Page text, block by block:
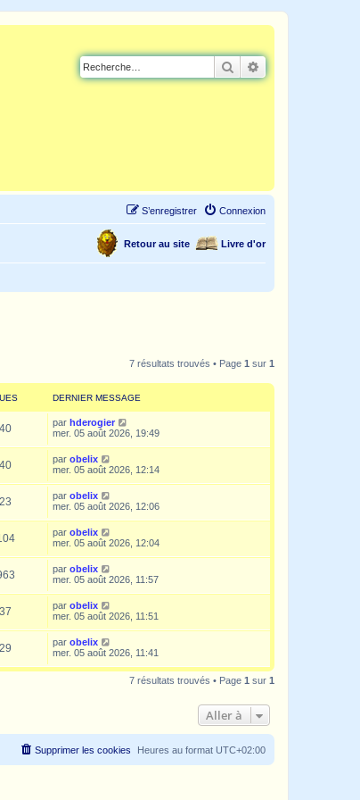
Rechercher
Connexion
S’enregistrer
Livre d'or
Retour au site
7 résultats trouvés • Page 1 sur 1
DERNIER MESSAGE
40 par hderogier
mer. 05 août 2026, 19:49
40 par obelix
mer. 05 août 2026, 12:14
23 par obelix
mer. 05 août 2026, 12:06
par obelix
mer. 05 août 2026, 12:04
par obelix
mer. 05 août 2026, 11:57
37 par obelix
mer. 05 août 2026, 11:51
29 par obelix
mer. 05 août 2026, 11:41
7 résultats trouvés • Page 1 sur 1
Aller à
Heures au format UTC+02:00
Supprimer les cookies